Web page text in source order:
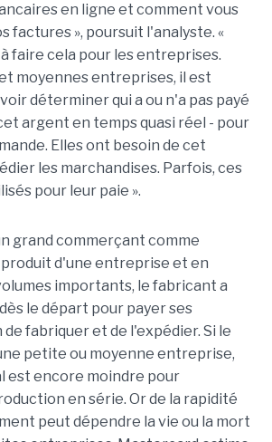
en ligne et comment vous
factures », poursuit l'analyste. «
faire cela pour les entreprises.
moyennes entreprises, il est
déterminer qui a ou n'a pas payé
argent en temps quasi réel - pour
Elles ont besoin de cet
les marchandises. Parfois, ces
pour leur paie ».
grand commerçant comme
d'une entreprise et en
importants, le fabricant a
le départ pour payer ses
fabriquer et de l'expédier. Si le
petite ou moyenne entreprise,
est encore moindre pour
en série. Or de la rapidité
peut dépendre la vie ou la mort